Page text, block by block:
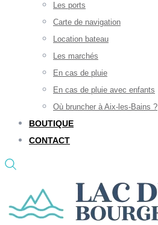
Les ports
Carte de navigation
Location bateau
Les marchés
En cas de pluie
En cas de pluie avec enfants
Où bruncher à Aix-les-Bains ?
BOUTIQUE
CONTACT